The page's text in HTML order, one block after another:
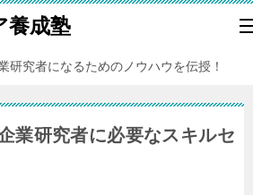
養成塾
研究者になるためのノウハウを伝授！
業研究者に必要なスキルセ